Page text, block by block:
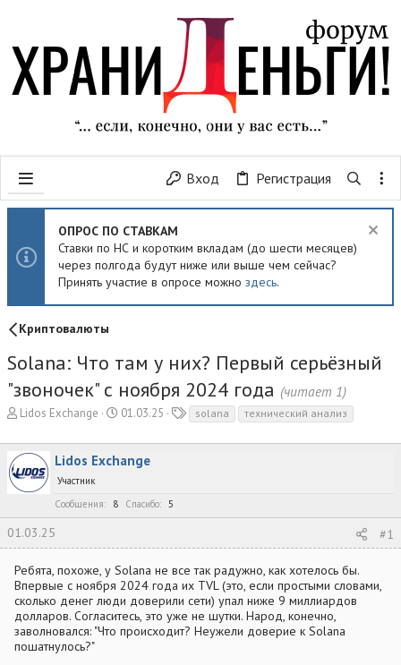
Вход Регистрация
ОПРОС ПО СТАВКАМ
Ставки по НС и коротким вкладам (до шести месяцев)
через полгода будут ниже или выше чем сейчас?
Принять участие в опросе можно здесь.
Криптовалюты
Solana: Что там у них? Первый серьёзный
"звоночек" с ноября 2024 года (читает 1)
А
т
о
р
т
ы
Lidos Exchange
Д
т
а
01.03.25
г
solana технический анализ
Lidos Exchange
Участник
Сообщения
8 Спасибо 5
01.03.25 #1
Ребята, похоже, у Solana не все так радужно, как хотелось бы.
Впервые с ноября 2024 года их TVL (это, если простыми словами,
сколько денег люди доверили сети) упал ниже 9 миллиардов
долларов. Согласитесь, это уже не шутки. Народ, конечно,
заволновался: "Что происходит? Неужели доверие к Solana
пошатнулось?"